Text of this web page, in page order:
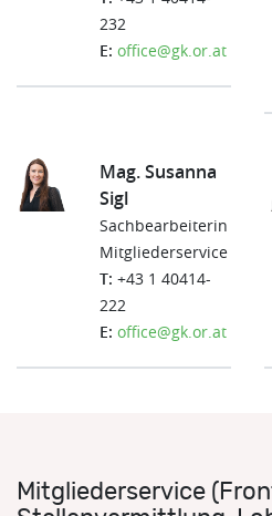
232
E: office@gk.or.at
Mag. Susanna
Sigl
Sachbearbeiterin
Mitgliederservice
T: +43 1 40414-
222
E: office@gk.or.at
Mitgliederservice